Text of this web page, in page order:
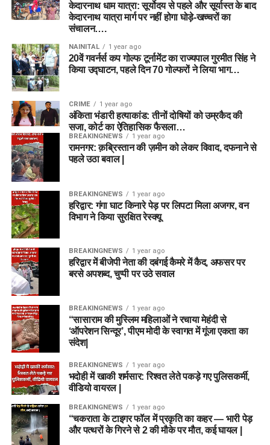
केदारनाथ धाम यात्रा: सूर्योदय से पहले और सूर्यास्त के बाद
केदारनाथ यात्रा मार्ग पर नहीं होगा घोड़े-खच्चरों का
संचालन….
NAINITAL 1 year ago
20वें गवर्नर्स कप गोल्फ टूर्नामेंट का राज्यपाल गुरमीत सिंह ने
किया उद्घाटन, पहले दिन 70 गोल्फरों ने लिया भाग…
CRIME 1 year ago
अंकिता भंडारी हत्याकांड: तीनों दोषियों को उम्रकैद की
सजा, कोर्ट का ऐतिहासिक फैसला…
BREAKINGNEWS 1 year ago
रामनगर: क़ब्रिस्तान की ज़मीन को लेकर विवाद, दफनाने से
पहले उठा बवाल |
BREAKINGNEWS 1 year ago
हरिद्वार: गंगा घाट किनारे पेड़ पर लिपटा मिला अजगर, वन
विभाग ने किया सुरक्षित रेस्क्यू
BREAKINGNEWS 1 year ago
हरिद्वार में बीजेपी नेता की दबंगई कैमरे में कैद, अफसर पर
बरसे अपशब्द, चुप्पी पर उठे सवाल
BREAKINGNEWS 1 year ago
“सासाराम की मुस्लिम महिलाओं ने रचाया मेहंदी से
‘ऑपरेशन सिन्दूर’, पीएम मोदी के स्वागत में गूंजा एकता का
संदेश|
BREAKINGNEWS 1 year ago
भदोही में खाकी शर्मसार: रिश्वत लेते पकड़े गए पुलिसकर्मी,
वीडियो वायरल |
BREAKINGNEWS 1 year ago
“चकराता के टाइगर फॉल में प्रकृति का कहर — भारी पेड़
और पत्थरों के गिरने से 2 की मौके पर मौत, कई घायल |